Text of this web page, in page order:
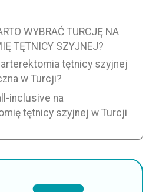
WYBRAĆ TURCJĘ NA
TĘTNICY SZYJNEJ?
tętnicy szyjnej
w Turcji?
inclusive na
tętnicy szyjnej w Turcji